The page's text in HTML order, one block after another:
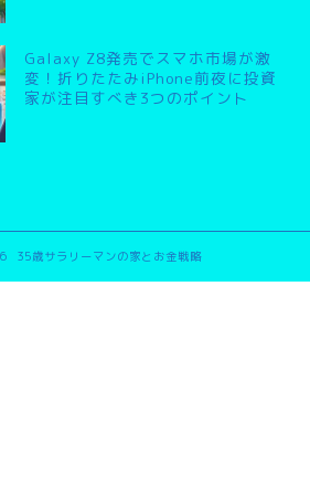
Galaxy Z8発売でスマホ市場が激
変！折りたたみiPhone前夜に投資
家が注目すべき3つのポイント
35歳サラリーマンの家とお金戦略